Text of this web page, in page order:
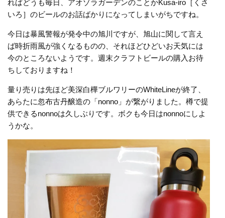
ればどうも毎日、アオゾラガーデンのことかKusa-iro［くさ
いろ］のビールのお話ばかりになってしまいがちですね。
今日は暴風警報が発令中の旭川ですが、旭山に関して言え
ば時折雨風が強くなるものの、それほどひどいお天気には
今のところないようです。週末クラフトビールの購入お待
ちしておりますね！
量り売りは先ほど美深白樺ブルワリーのWhiteLineが終了、
あらたに忽布古丹醸造の「nonno」が繋がりました。樽で提
供できるnonnoは久しぶりです。ボクも今日はnonnoにしよ
うかな。